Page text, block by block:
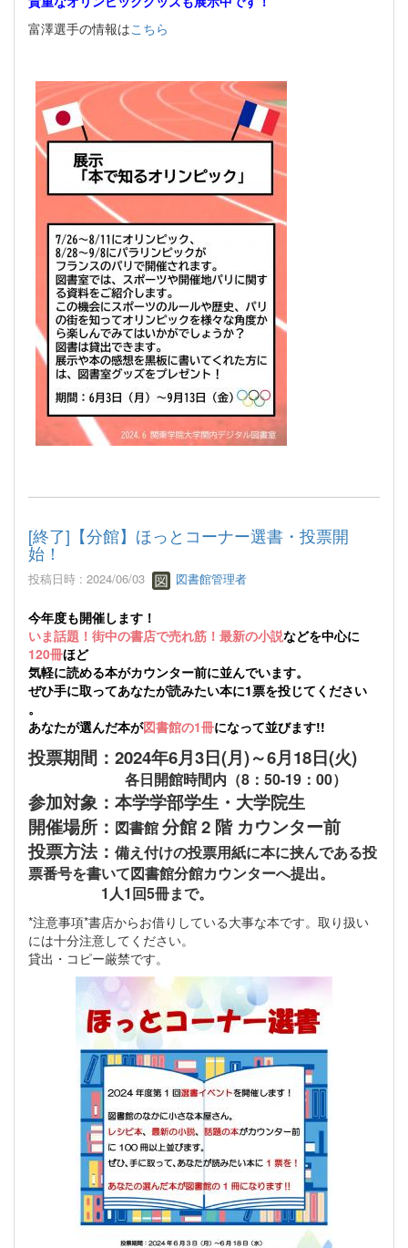
富澤選手の情報はこちら
[終了]【分館】ほっとコーナー選書・投票開
始！
投稿日時 : 2024/06/03 図書館管理者
今年度も開催します！
いま話題！街中の書店で売れ筋！最新の小説などを中心に
120冊ほど
気軽に読める本がカウンター前に並んでいます。
ぜひ手に取ってあなたが読みたい本に1票を投じてください
。
あなたが選んだ本が図書館の1冊になって並びます!!
投票期間：2024年6月3日(月)～6月18日(火)
各日開館時間内（8：50-19：00）
参加対象：本学学部学生・大学院生
開催場所： 図書館分館 2 階 カウンター前
投票方法： 備え付けの投票用紙に本に挟んである投
票番号を書いて図書館分館カウンターへ提出。
1人1回5冊まで。
*注意事項*書店からお借りしている大事な本です。取り扱い
には十分注意してください。
貸出・コピー厳禁です。